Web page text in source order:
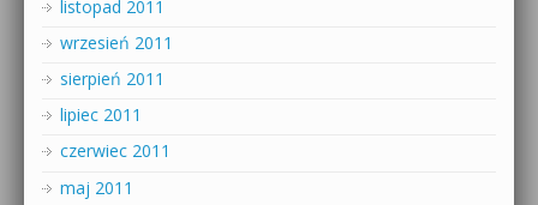
listopad 2011
wrzesień 2011
sierpień 2011
lipiec 2011
czerwiec 2011
maj 2011